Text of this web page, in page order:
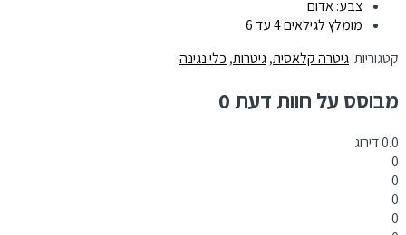
צבע: אדום
מומלץ לגילאים 4 עד 6
קטגוריות:גיטרה קלאסית,גיטרות,כלי נגינה
מבוסס על חוות דעת 0
0.0דירוג